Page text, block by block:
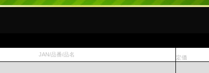
JAN/品番/品名
定価